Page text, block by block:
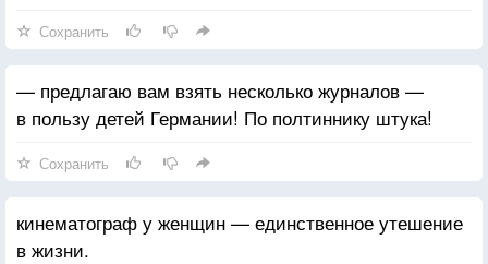
Сохранить
— предлагаю вам взять несколько журналов —
в пользу детей Германии! По полтиннику штука!
Сохранить
кинематограф у женщин — единственное утешение
в жизни.